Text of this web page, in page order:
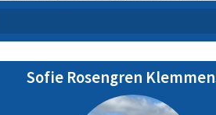
ved Ida Kramer. Jeg blev i 2023 en
at være underviser er, at se mine
i et trygt miljø, hvor jeg sætter
Sofie Rosengren